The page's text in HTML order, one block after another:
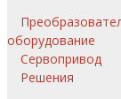
оборудование
Сервопривод
Решения